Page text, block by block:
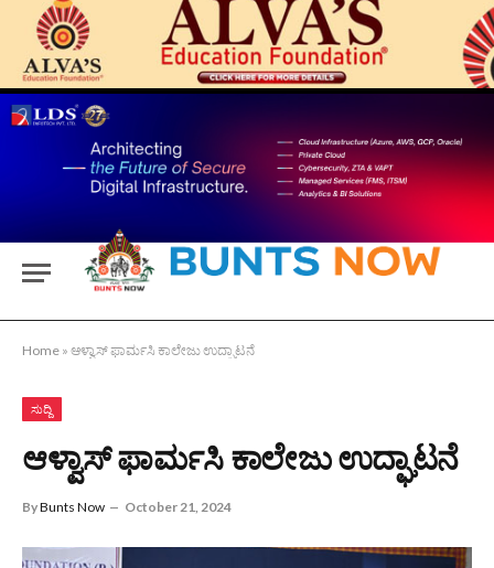
Home » ಆಳ್ವಾಸ್ ಫಾರ್ಮಸಿ ಕಾಲೇಜು ಉದ್ಘಾಟನೆ
ಸುದ್ದಿ
ಆಳ್ವಾಸ್ ಫಾರ್ಮಸಿ ಕಾಲೇಜು ಉದ್ಘಾಟನೆ
ByBunts Now October 21, 2024